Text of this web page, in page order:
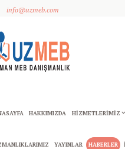
info@uzmeb.com
HAKKIMIZDA HIZMETLERIMIZ
YAYINLAR HABERLER